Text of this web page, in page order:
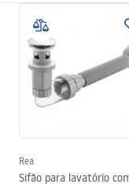
Cor
Acabamento
Comprimento
Largura
Altura
Forma
Instruções
Condições de
Rea
Sifão para lavatório